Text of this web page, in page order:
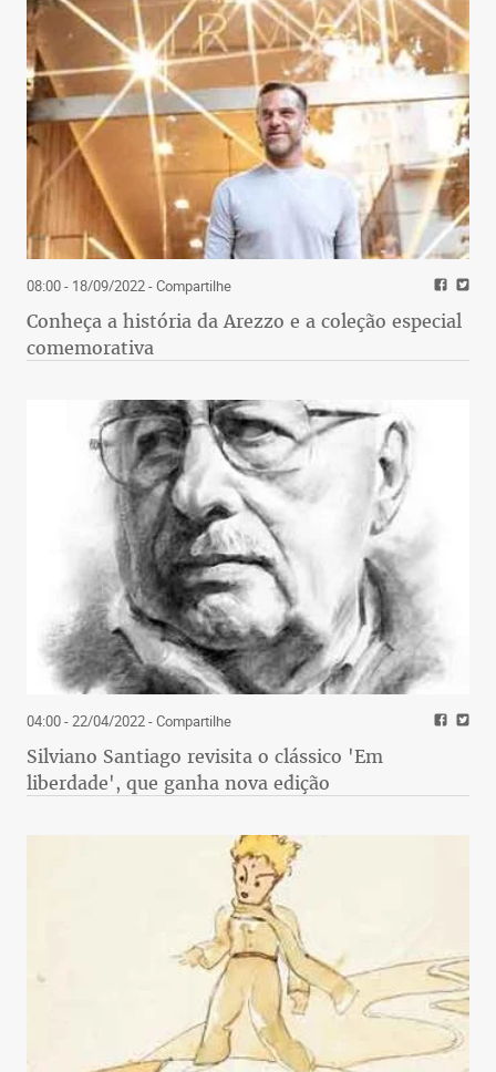
08:00 - 18/09/2022- Compartilhe
Conheça a história da Arezzo e a coleção especial
comemorativa
04:00 - 22/04/2022- Compartilhe
Silviano Santiago revisita o clássico 'Em
liberdade', que ganha nova edição